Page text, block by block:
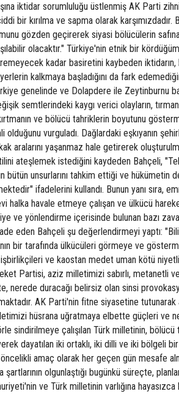
iktidar sorumluluğu üstlenmiş AK Parti
bir kırılma ve sapma olarak karşımızdadır.
gözden geçirerek siyasi bölücülerin
olacaktır." Türkiye'nin etnik bir
kadar basiretini kaybeden iktidarın,
kalkmaya başladığını da fark
genelinde ve Dolapdere ile Zeytinburnu
semtlerindeki kaygı verici olayların,
ve bölücü tahriklerin boyutunu
vurguladı. Dağlardaki eşkıyanın
aralarını yaşanmaz hale getirerek
ateşlemek istediğini kaydeden Bahçeli,
bütün unsurlarını tahkim ettiği ve hükümetin
ifadelerini kullandı. Bunun yanı sıra,
halka havale etmeye çalışan ve ülkücü
ve yönlendirme içerisinde bulunan bazı
eden Bahçeli şu değerlendirmeyi yaptı:
bir tarafında ülkücüleri görmeye ve
ve kaostan medet uman kötü
Partisi, aziz milletimizi sabırlı, metanetli
nerede duracağı belirsiz olan sinsi
AK Parti'nin fitne siyasetine
hüsrana uğratmaya elbette güçleri ve
sindirilmeye çalışılan Türk milletinin,
dayatılan iki ortaklı, iki dilli ve iki bölgeli
amaç olarak her geçen gün mesafe
olgunlaştığı bugünkü süreçte,
ve Türk milletinin varlığına